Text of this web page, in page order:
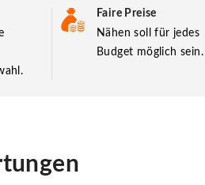
Faire Preise
Nähen soll für jedes
Budget möglich sein.